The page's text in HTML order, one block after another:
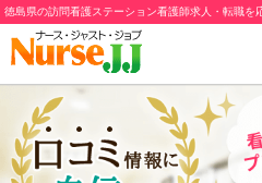
徳島県の訪問看護ステーション看護師求人・転職を